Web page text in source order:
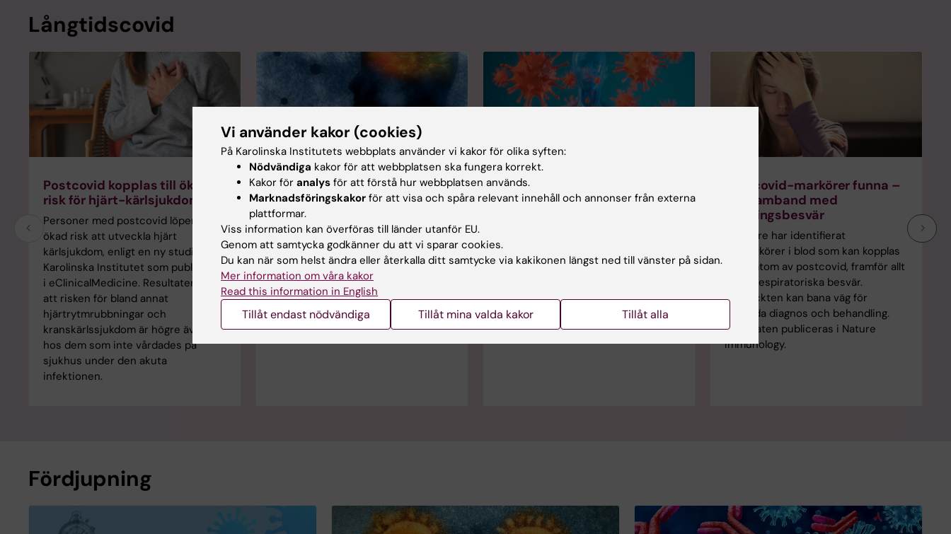
Långtidscovid
Postcovid kopplas till ökad
risk för hjärt-kärlsjukdom
Personer med postcovid löper en
ökad risk att utveckla hjärt
kärlsjukdom, enligt en ny studie från
Karolinska Institutet som publiceras
i eClinicalMedicine. Resultaten visar
att risken för bland annat
hjärtrytmrubbningar och
kranskärlssjukdom är högre även
hos dem som inte vårdades på
sjukhus under den akuta
infektionen.
Går det att bli botad från
postcovid?
Nu kan forskare hjälpa dem som
lider av postcovid. Ny forskning ger
också biologiska ledtrådar till varför
vissa drabbas av långvariga kognitiva
besvär efter covid-19.
En genvariant ökar risken för
postcovid
långdragna symtom efter covid-19.
Den identifierade genvarianten är
känd för att påverka vår
lungfunktion.
Postcovid-markörer funna –
har samband med
andningsbesvär
Forskare har identifierat
biomarkörer i blod som kan kopplas
till symtom av postcovid, framför allt
svåra respiratoriska besvär.
Upptäckten kan bana väg för
framtida diagnos och behandling.
Resultaten publiceras i Nature
Immunology.
Fördjupning
Vi använder kakor (cookies)
På Karolinska Institutets webbplats använder vi kakor för olika syften:
Nödvändiga kakor för att webbplatsen ska fungera korrekt.
Kakor för analys för att förstå hur webbplatsen används.
Marknadsföringskakor för att visa och spåra relevant innehåll och annonser från externa
plattformar.
Viss information kan överföras till länder utanför EU.
Genom att samtycka godkänner du att vi sparar cookies.
Du kan när som helst ändra eller återkalla ditt samtycke via kakikonen längst ned till vänster på sidan.
Mer information om våra kakor
Read this information in English
Tillåt endast nödvändiga Tillåt mina valda kakor Tillåt alla